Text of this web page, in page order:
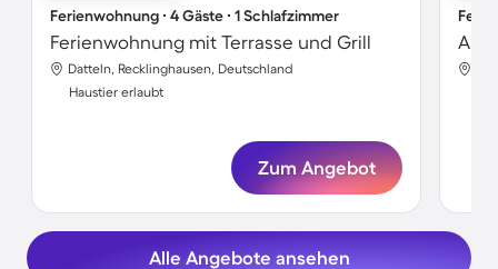
Ferienwohnung ∙ 4 Gäste ∙ 1 Schlafzimmer
Ferienwohnung mit Terrasse und Grill
Datteln, Recklinghausen, Deutschland
Haustier erlaubt
Zum Angebot
Alle Angebote ansehen